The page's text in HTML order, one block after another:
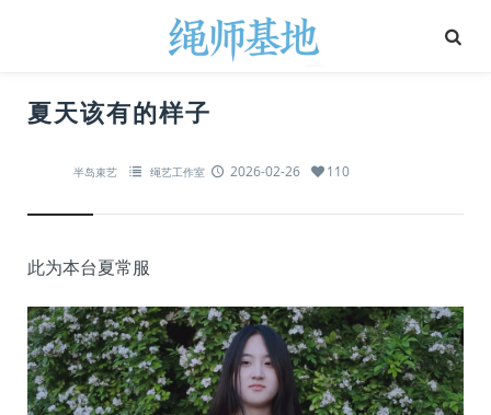
夏天该有的样子
半岛束艺 绳艺工作室 2026-02-26 110
此为本台夏常服